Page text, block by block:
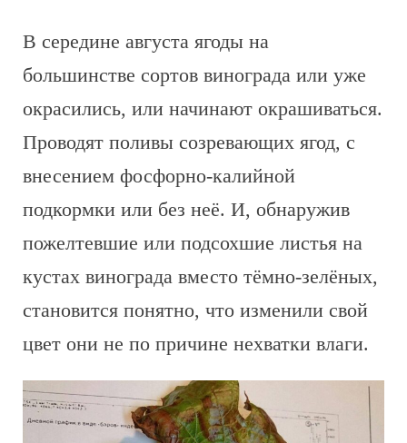
В середине августа ягоды на
большинстве сортов винограда или уже
окрасились, или начинают окрашиваться.
Проводят поливы созревающих ягод, с
внесением фосфорно-калийной
подкормки или без неё. И, обнаружив
пожелтевшие или подсохшие листья на
кустах винограда вместо тёмно-зелёных,
становится понятно, что изменили свой
цвет они не по причине нехватки влаги.